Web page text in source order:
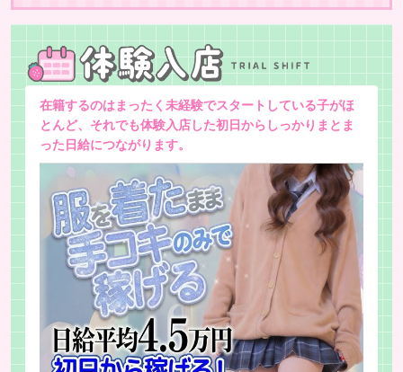
在籍するのはまったく未経験でスタートしている子がほ
とんど、それでも体験入店した初日からしっかりまとま
った日給につながります。